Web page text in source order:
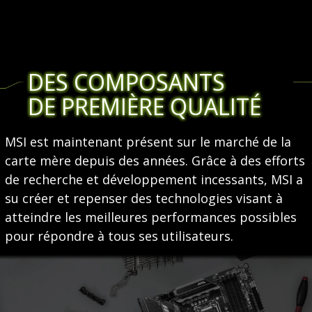
DES COMPOSANTS
DE PREMIÈRE QUALITÉ
MSI est maintenant présent sur le marché de la
carte mère depuis des années. Grâce à des efforts
de recherche et développement incessants, MSI a
su créer et repenser des technologies visant à
atteindre les meilleures performances possibles
pour répondre à tous ses utilisateurs.